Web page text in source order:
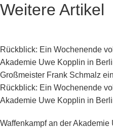
Weitere Artikel
Rückblick: Ein Wochenende
Akademie Uwe Kopplin in
Großmeister Frank Schmalz
Rückblick: Ein Wochenende
Akademie Uwe Kopplin in
Waffenkampf an der Akademie